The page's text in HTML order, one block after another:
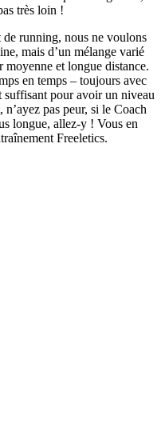
très loin !
de running, nous ne voulons
mais d’un mélange varié
moyenne et longue distance.
en temps – toujours avec
suffisant pour avoir un niveau
n’ayez pas peur, si le Coach
longue, allez-y ! Vous en
Freeletics.